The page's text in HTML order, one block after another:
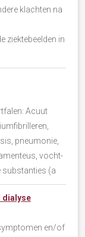
klachten na
ziektebeelden in
Acuut
pneumonie,
vocht-
substanties (a
dialyse
en/of